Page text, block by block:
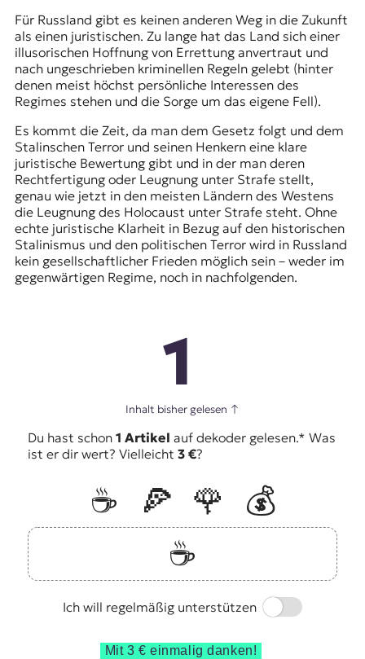
Für Russland gibt es keinen anderen Weg in die Zukunft
als einen juristischen. Zu lange hat das Land sich einer
illusorischen Hoffnung von Errettung anvertraut und
nach ungeschrieben kriminellen Regeln gelebt (hinter
denen meist höchst persönliche Interessen des
Regimes stehen und die Sorge um das eigene Fell).
Es kommt die Zeit, da man dem Gesetz folgt und dem
Stalinschen Terror und seinen Henkern eine klare
juristische Bewertung gibt und in der man deren
Rechtfertigung oder Leugnung unter Strafe stellt,
genau wie jetzt in den meisten Ländern des Westens
die Leugnung des Holocaust unter Strafe steht. Ohne
echte juristische Klarheit in Bezug auf den historischen
Stalinismus und den politischen Terror wird in Russland
kein gesellschaftlicher Frieden möglich sein – weder im
gegenwärtigen Regime, noch in nachfolgenden.
1
Inhalt bisher gelesen ↑
Du hast schon 1 Artikel auf dekoder gelesen.* Was
ist er dir wert? Vielleicht 3 €?
☕️ 🍕 🌹
💰
☕️
Ich will regelmäßig unterstützen
Switch
Mit 3 € einmalig danken!